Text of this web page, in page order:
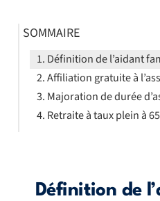
Définition de
SOMMAIRE
Définition de l’aidant
Affiliation gratuite à
Majoration de durée
Retraite à taux plein à